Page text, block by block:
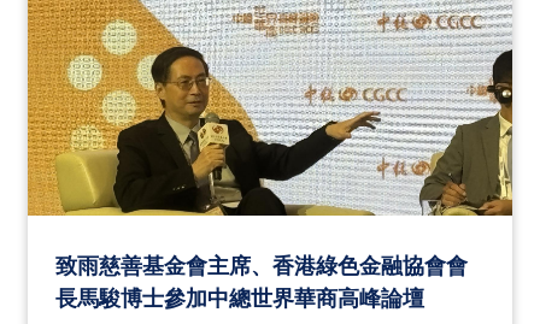
致雨慈善基金會主席、香港綠色金融協會會
長馬駿博士參加中總世界華商高峰論壇